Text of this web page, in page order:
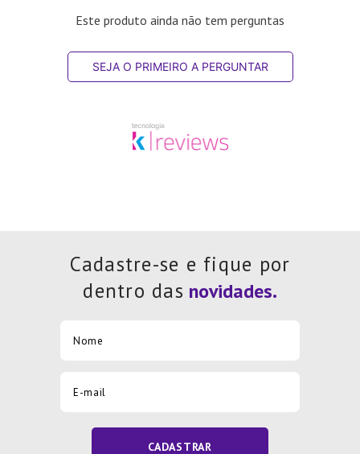
Este produto ainda não tem perguntas
SEJA O PRIMEIRO A PERGUNTAR
Cadastre-se e fique por
dentro das
CADASTRAR